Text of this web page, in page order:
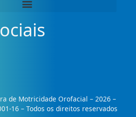
de Motricidade Orofacial – 2026 –
16 – Todos os direitos reservados